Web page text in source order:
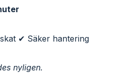
✔ Säker hantering
nyligen.